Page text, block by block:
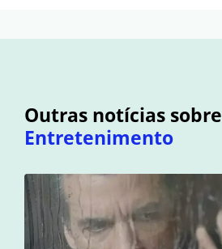
Outras notícias sobre
Entretenimento